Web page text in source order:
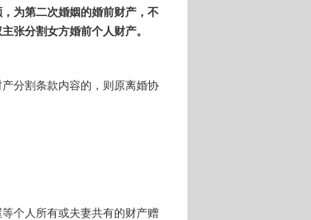
为第二次婚姻的婚前财产，不
张分割女方婚前个人财产。
分割条款内容的，则原离婚协
个人所有或夫妻共有的财产赠